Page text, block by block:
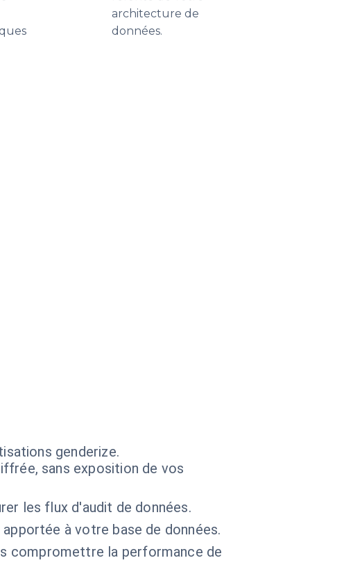
architecture de
données.
genderize.
sans exposition de vos
les flux d'audit de données.
à votre base de données.
compromettre la performance de